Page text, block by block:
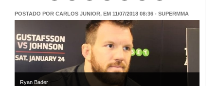
POSTADO POR CARLOS JUNIOR, EM 11/07/2018 08:36 - SUPERMMA
Ryan Bader